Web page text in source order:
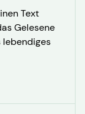
Text
Gelesene